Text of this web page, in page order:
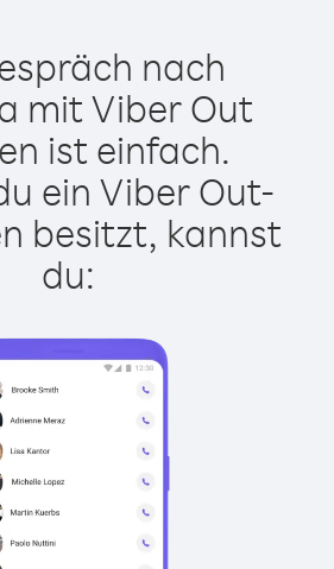
nach
mit Viber Out
ist einfach.
ein Viber Out-
besitzt, kannst
du: